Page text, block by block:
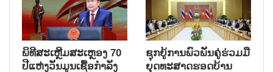
ພິທີສະເຫຼີມສະເຫຼອງ 70
ປີແຫ່ງວັນມູນເຊື້ອກຳລັງ
ຊຸກ​ຍູ້​ການ​ພົວ​ພັນ​ຄູ່​ຮ່ວມ​ມື​
ຍຸດ​ທະ​ສາດ​ຮອດ​ບ້ານ